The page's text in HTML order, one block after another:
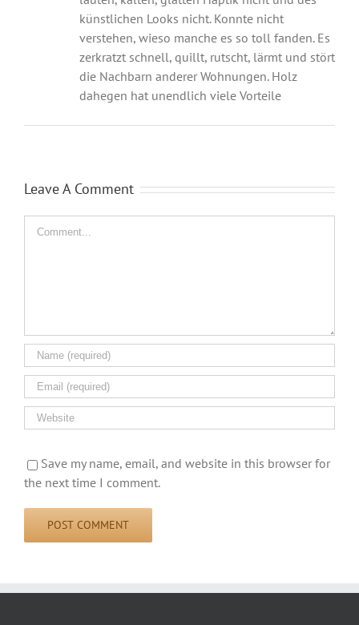
künstlichen Looks nicht. Konnte nicht
verstehen, wieso manche es so toll fanden. Es
zerkratzt schnell, quillt, rutscht, lärmt und stört
die Nachbarn anderer Wohnungen. Holz
dahegen hat unendlich viele Vorteile
Leave A Comment
Comment
Save my name, email, and website in this browser for
the next time I comment.